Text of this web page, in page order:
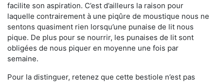
facilite son aspiration. C’est d’ailleurs la raison pour
laquelle contrairement à une piqûre de moustique nous ne
sentons quasiment rien lorsqu’une punaise de lit nous
pique. De plus pour se nourrir, les punaises de lit sont
obligées de nous piquer en moyenne une fois par
semaine.
Pour la distinguer, retenez que cette bestiole n’est pas